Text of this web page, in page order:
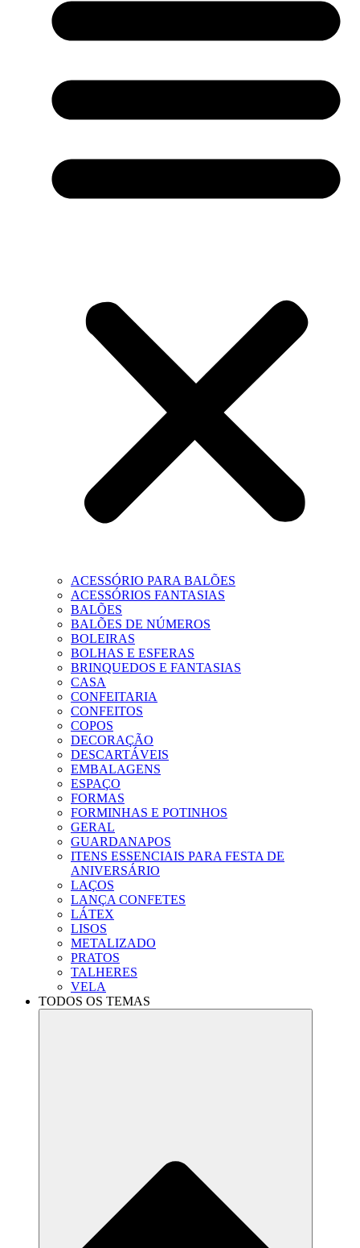
ACESSÓRIO PARA BALÕES
ACESSÓRIOS FANTASIAS
BALÕES
BALÕES DE NÚMEROS
BOLEIRAS
BOLHAS E ESFERAS
BRINQUEDOS E FANTASIAS
CASA
CONFEITARIA
CONFEITOS
COPOS
DECORAÇÃO
DESCARTÁVEIS
EMBALAGENS
ESPAÇO
FORMAS
FORMINHAS E POTINHOS
GERAL
GUARDANAPOS
ITENS ESSENCIAIS PARA FESTA DE
ANIVERSÁRIO
LAÇOS
LANÇA CONFETES
LÁTEX
LISOS
METALIZADO
PRATOS
TALHERES
VELA
TODOS OS TEMAS